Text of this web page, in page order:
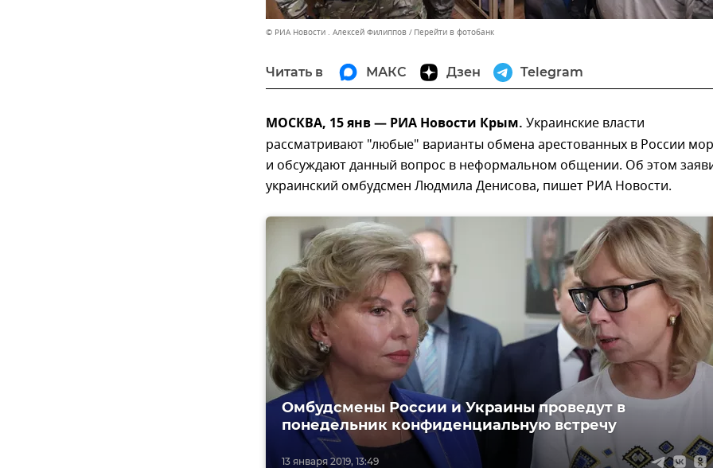
© РИА Новости . Алексей Филиппов Перейти в фотобанк
Читать в МАКС Дзен Telegram
МОСКВА, 15 янв — РИА Новости Крым. Украинские власти
рассматривают "любые" варианты обмена арестованных в России
и обсуждают данный вопрос в неформальном общении. Об этом
украинский омбудсмен Людмила Денисова, пишет РИА Новости.
13 января 2019, 13:49
Омбудсмены России и Украины проведут в
понедельник конфиденциальную встречу